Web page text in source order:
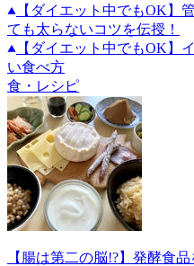
【ダイエット中でもOK】
ても太らないコツを伝授！
【ダイエット中でもOK】
い食べ方
食・レシピ
【腸は第二の脳!?】発酵食